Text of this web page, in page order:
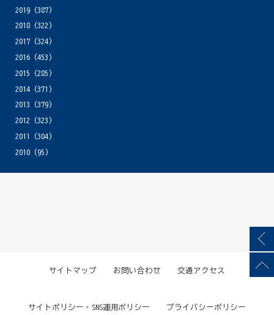
2019(387)
2018(322)
2017(324)
2016(453)
2015 (285)
2014(371)
2013 (379)
2012 (323)
2011
(304)
2010(95)
サイトマップ お問い合わせ 交通アクセス
サイトポリシー・SNS運用ポリシー プライバシーポリシー